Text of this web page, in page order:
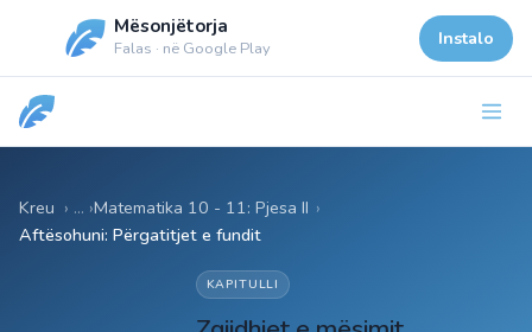
Mësonjëtorja
Falas · në Google Play Instalo
Kreu Matematika 10 - 11: Pjesa II ›
Aftësohuni: Përgatitjet e fundit
KAPITULLI